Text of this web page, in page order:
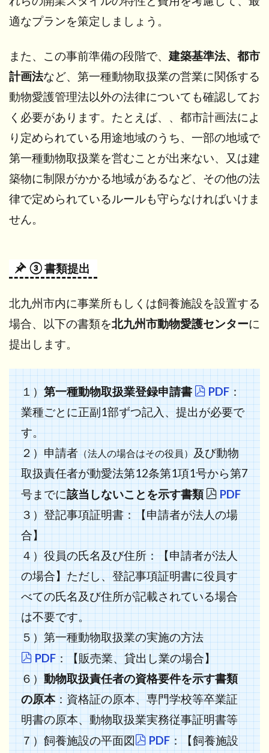
適なプランを策定しましょう。
また、この事前準備の段階で、 建築基準法、都市
計画法など、第一種動物取扱業の営業に関係する
動物愛護管理法以外の法律についても確認してお
く必要があります。たとえば、、都市計画法によ
り定められている用途地域のうち、一部の地域で
第一種動物取扱業を営むことが出来ない、又は建
築物に制限がかかる地域があるなど、その他の法
律で定められているルールも守らなければいけま
せん。
③ 書類提出
北九州市内に事業所もしくは飼養施設を設置する
場合、以下の書類を北九州市動物愛護センターに
提出します。
１）第一種動物取扱業登録申請書 PDF：
業種ごとに正副1部ずつ記入、提出が必要で
す。
２）申請者（法人の場合はその役員）及び動物
取扱責任者が動愛法第12条第1項1号から第7
号までに該当しないことを示す書類
PDF
３）登記事項証明書：【申請者が法人の場
合】
４）役員の氏名及び住所：【申請者が法人
の場合】ただし、登記事項証明書に役員す
べての氏名及び住所が記載されている場合
は不要です。
５）第一種動物取扱業の実施の方法
PDF：【販売業、貸出し業の場合】
６）動物取扱責任者の資格要件を示す書類
の原本：資格証の原本、専門学校等卒業証
明書の原本、動物取扱業実務従事証明書等
７）飼養施設の平面図
PDF：【飼養施設